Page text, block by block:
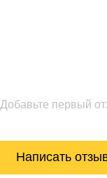
Добавьте первый
Написать